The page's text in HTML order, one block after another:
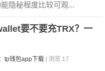
隐秘程度比较可观...
要不要充TRX？一
tp钱包app下载 | 浏览:17